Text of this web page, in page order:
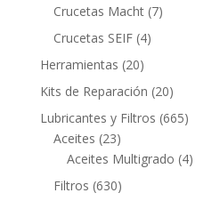
Crucetas Macht 77
Crucetas SEIF 44
Herramientas 2020
productos
Kits de Reparación 2020
productos
Lubricantes y Filtros 665665
Aceites 2323
productos
Aceites Multigrado 44
Filtros 630630